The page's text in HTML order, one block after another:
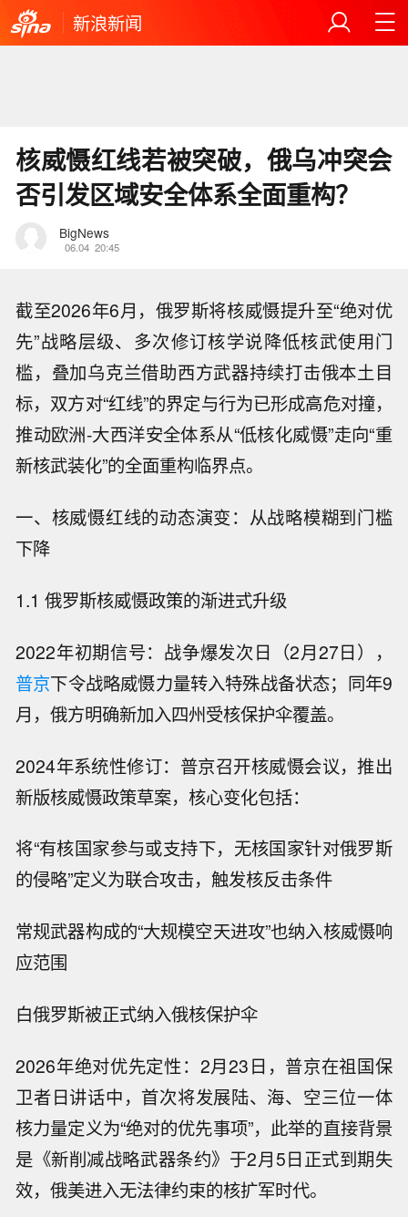
新浪新闻
核威慑红线若被突破，俄乌冲突会
否引发区域安全体系全面重构？
BigNews
06.04 20:45
截至2026年6月，俄罗斯将核威慑提升至“绝对优
先”战略层级、多次修订核学说降低核武使用门
槛，叠加乌克兰借助西方武器持续打击俄本土目
标，双方对“红线”的界定与行为已形成高危对撞，
推动欧洲-大西洋安全体系从“低核化威慑”走向“重
新核武装化”的全面重构临界点。
一、核威慑红线的动态演变：从战略模糊到门槛
下降
1.1 俄罗斯核威慑政策的渐进式升级
2022年初期信号：战争爆发次日（2月27日），
普京下令战略威慑力量转入特殊战备状态；同年9
月，俄方明确新加入四州受核保护伞覆盖。
2024年系统性修订：普京召开核威慑会议，推出
新版核威慑政策草案，核心变化包括：
将“有核国家参与或支持下，无核国家针对俄罗斯
的侵略”定义为联合攻击，触发核反击条件
常规武器构成的“大规模空天进攻”也纳入核威慑响
应范围
白俄罗斯被正式纳入俄核保护伞
2026年绝对优先定性：2月23日，普京在祖国保
卫者日讲话中，首次将发展陆、海、空三位一体
核力量定义为“绝对的优先事项”，此举的直接背景
是《新削减战略武器条约》于2月5日正式到期失
效，俄美进入无法律约束的核扩军时代。